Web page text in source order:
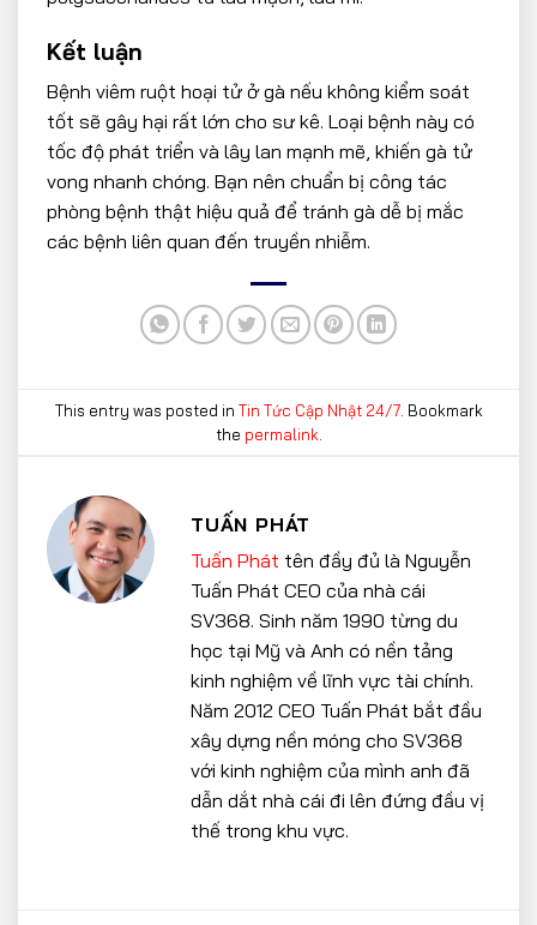
Kết luận
Bệnh viêm ruột hoại tử ở gà nếu không kiểm soát
tốt sẽ gây hại rất lớn cho sư kê. Loại bệnh này có
tốc độ phát triển và lây lan mạnh mẽ, khiến gà tử
vong nhanh chóng. Bạn nên chuẩn bị công tác
phòng bệnh thật hiệu quả để tránh gà dễ bị mắc
các bệnh liên quan đến truyền nhiễm.
This entry was posted in Tin Tức Cập Nhật 24/7. Bookmark
the permalink
TUẤN PHÁT
Tuấn Phát tên đầy đủ là Nguyễn
Tuấn Phát CEO của nhà cái
SV368. Sinh năm 1990 từng du
học tại Mỹ và Anh có nền tảng
kinh nghiệm về lĩnh vực tài chính.
Năm 2012 CEO Tuấn Phát bắt đầu
xây dựng nền móng cho SV368
với kinh nghiệm của mình anh đã
dẫn dắt nhà cái đi lên đứng đầu vị
thế trong khu vực.